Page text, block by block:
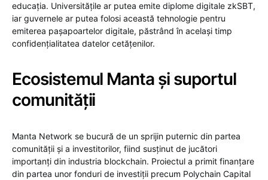
educația. Universitățile ar putea emite diplome digitale zkSBT,
iar guvernele ar putea folosi această tehnologie pentru
emiterea pașapoartelor digitale, păstrând în același timp
confidențialitatea datelor cetățenilor.
Ecosistemul Manta și suportul
comunității
Manta Network se bucură de un sprijin puternic din partea
comunității și a investitorilor, fiind susținut de jucători
importanți din industria blockchain. Proiectul a primit finanțare
din partea unor fonduri de investiții precum Polychain Capital